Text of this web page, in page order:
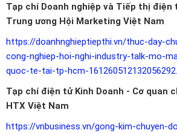
Tạp chí Doanh nghiệp và Tiếp thị điện
Trung ương Hội Marketing Việt Nam
https://doanhnghieptiepthi.vn/thuc-day-
cong-nghiep-hoi-nghi-industry-talk-mo-
quoc-te-tai-tp-hcm-
Tạp chí điện tử Kinh Doanh - Cơ quan
HTX Việt Nam
https://vnbusiness.vn/gong-kim-chuyen-